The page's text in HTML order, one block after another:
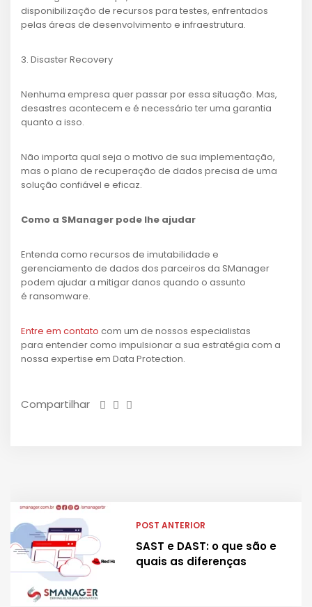
disponibilização de recursos para testes, enfrentados
pelas áreas de desenvolvimento e infraestrutura.
3. Disaster Recovery
Nenhuma empresa quer passar por essa situação. Mas,
desastres acontecem e é necessário ter uma garantia
quanto a isso.
Não importa qual seja o motivo de sua implementação,
mas o plano de recuperação de dados precisa de uma
solução confiável e eficaz.
Como a SManager pode lhe ajudar
Entenda como recursos de imutabilidade e
gerenciamento de dados dos parceiros da SManager
podem ajudar a mitigar danos quando o assunto
é ransomware.
Entre em contato com um de nossos especialistas
para entender como impulsionar a sua estratégia com a
nossa expertise em Data Protection.
Compartilhar
POST ANTERIOR
SAST e DAST: o que são e
quais as diferenças